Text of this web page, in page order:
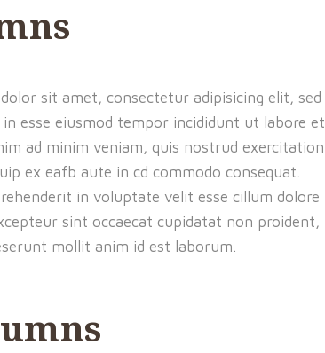
sit amet, consectetur adipisicing elit, sed
esse eiusmod tempor incididunt ut labore et
ad minim veniam, quis nostrud exercitation
ex eafb aute in cd commodo consequat.
in voluptate velit esse cillum dolore
sint occaecat cupidatat non proident,
mollit anim id est laborum.